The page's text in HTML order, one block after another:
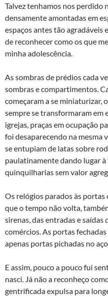
Talvez tenhamos nos perdido
densamente amontadas em
espaços antes tão agradáveis
de reconhecer como os que
minha adolescência.
As sombras de prédios cada
sombras e compartimentos.
começaram a se miniaturizar,
sempre se transformaram em
igrejas, praças em ocupação
foi desaparecendo na mesma
se entupiam de latas sobre
paulatinamente dando lugar
quinquilharias sem valor
Os relógios parados às
que o tempo não volta,
sirenas, das entradas e saídas
comércios. As portas
apenas portas pichadas no
E assim, pouco a pouco fui
nasci. Já não a reconheço
gentrificada expulsa para